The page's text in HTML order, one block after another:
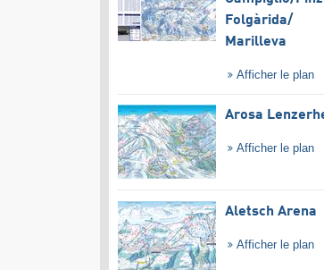
Folgàrida/​
Marilleva
Afficher le plan
Arosa
Afficher le plan
Aletsch Arena
Afficher le plan